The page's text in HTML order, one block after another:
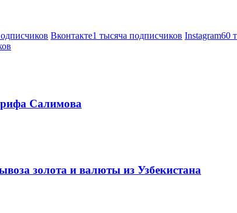
Вконтакте1 тысяча подписчиков Instagram60
Салимова
золота и валюты из Узбекистана